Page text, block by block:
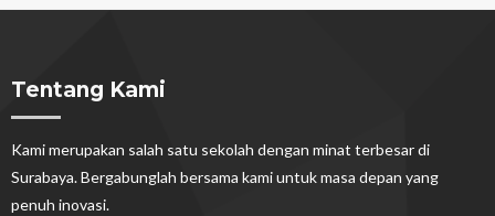
Tentang Kami
Kami merupakan salah satu sekolah dengan minat terbesar di
Surabaya. Bergabunglah bersama kami untuk masa depan yang
penuh inovasi.